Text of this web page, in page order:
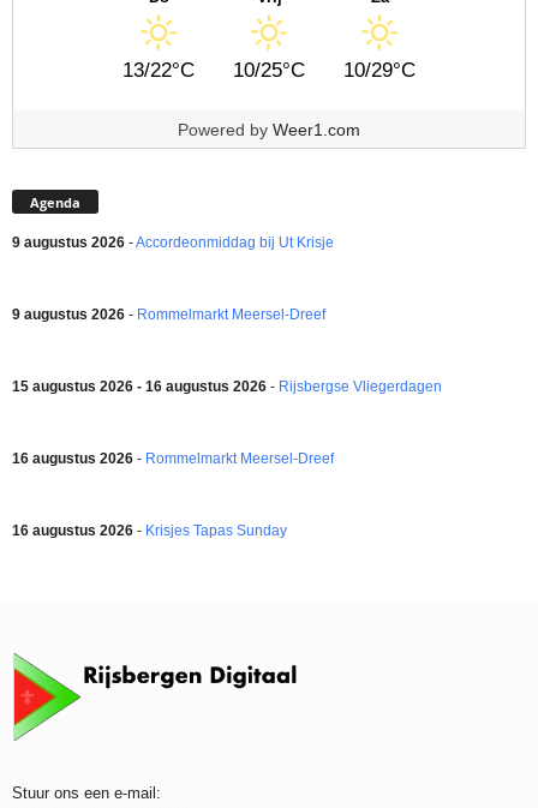
13/22°C 10/25°C 10/29°C
Powered by Weer1.com
Agenda
9 augustus 2026 -Accordeonmiddag bij Ut Krisje
9 augustus 2026 - Rommelmarkt Meersel-Dreef
15 augustus 2026 - 16 augustus 2026 - Rijsbergse Vliegerdagen
16 augustus 2026 - Rommelmarkt Meersel-Dreef
16 augustus 2026 - Krisjes Tapas Sunday
Stuur ons een e-mail: